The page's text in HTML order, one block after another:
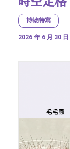
博物特寫
2026 年 6 月 30 日